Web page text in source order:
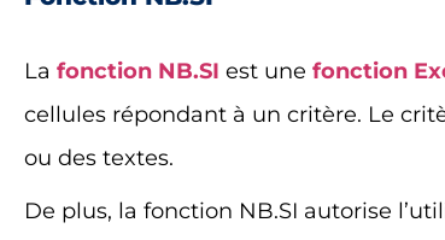
La fonction NB.SI est une fonction
cellules répondant à un critère. Le
ou des textes.
De plus, la fonction NB.SI autorise